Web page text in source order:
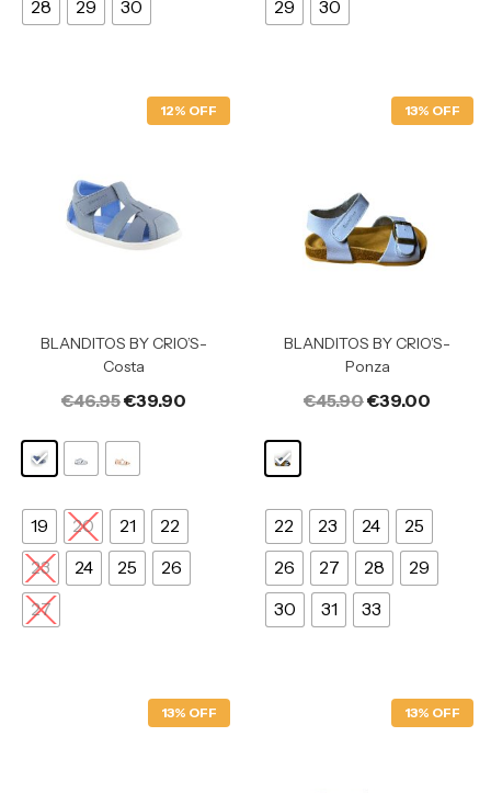
28 29 30 29 30
12% OFF
BLANDITOS BY CRIO’S-
Costa
€46.95€39.90
19 20 21
22
23
24 25
26
27
13% OFF
BLANDITOS BY CRIO’S-
Ponza
€45.90€39.00
22 23 24
25
26
27 28
29
30
31 33
13% OFF 13% OFF